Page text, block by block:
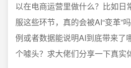
以在电商运营里做什么？比如日
服这些环节，真的会被AI“变革”
例或者数据能说明AI到底带来了
个噱头？求大佬们分享一下真实